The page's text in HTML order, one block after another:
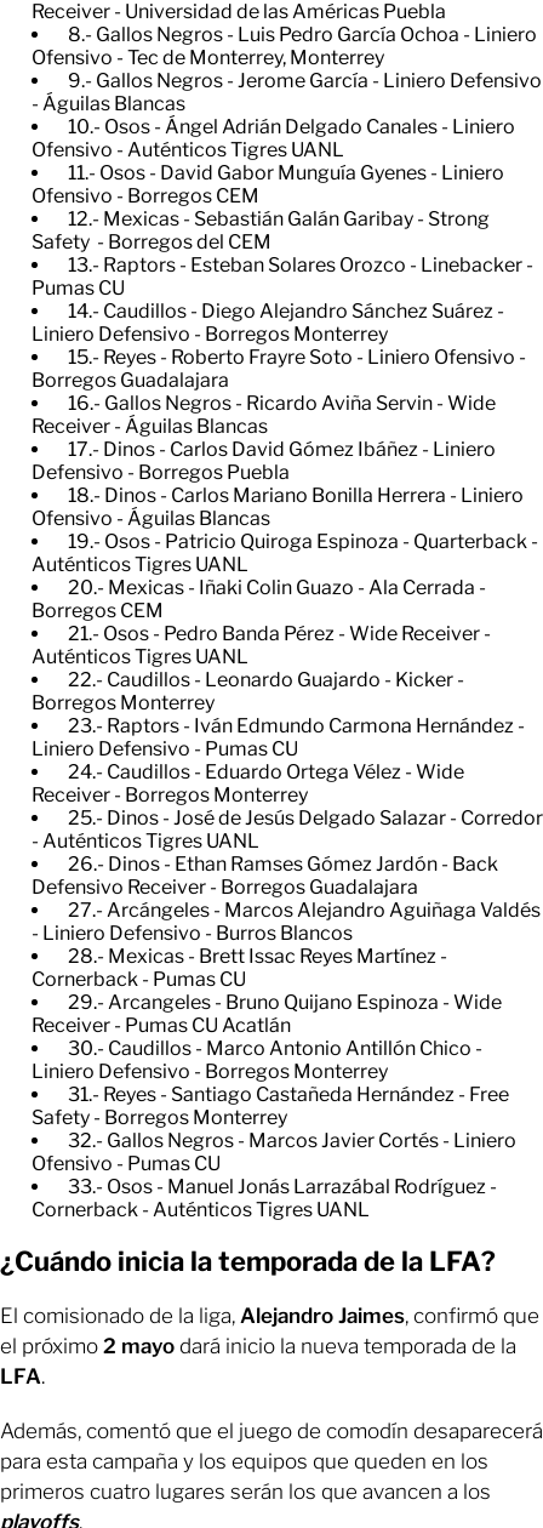
Receiver - Universidad de las Américas Puebla
8.- Gallos Negros - Luis Pedro García Ochoa - Liniero
Ofensivo - Tec de Monterrey, Monterrey
9.- Gallos Negros - Jerome García - Liniero Defensivo
- Águilas Blancas
10.- Osos - Ángel Adrián Delgado Canales - Liniero
Ofensivo - Auténticos Tigres UANL
11.- Osos - David Gabor Munguía Gyenes - Liniero
Ofensivo - Borregos CEM
12.- Mexicas - Sebastián Galán Garibay - Strong
Safety - Borregos del CEM
13.- Raptors - Esteban Solares Orozco - Linebacker -
Pumas CU
14.- Caudillos - Diego Alejandro Sánchez Suárez -
Liniero Defensivo - Borregos Monterrey
15.- Reyes - Roberto Frayre Soto - Liniero Ofensivo -
Borregos Guadalajara
16.- Gallos Negros - Ricardo Aviña Servin - Wide
Receiver - Águilas Blancas
17.- Dinos - Carlos David Gómez Ibáñez - Liniero
Defensivo - Borregos Puebla
18.- Dinos - Carlos Mariano Bonilla Herrera - Liniero
Ofensivo - Águilas Blancas
19.- Osos - Patricio Quiroga Espinoza - Quarterback -
Auténticos Tigres UANL
20.- Mexicas - Iñaki Colin Guazo - Ala Cerrada -
Borregos CEM
21.- Osos - Pedro Banda Pérez - Wide Receiver -
Auténticos Tigres UANL
22.- Caudillos - Leonardo Guajardo - Kicker -
Borregos Monterrey
23.- Raptors - Iván Edmundo Carmona Hernández -
Liniero Defensivo - Pumas CU
24.- Caudillos - Eduardo Ortega Vélez - Wide
Receiver - Borregos Monterrey
25.- Dinos - José de Jesús Delgado Salazar - Corredor
- Auténticos Tigres UANL
26.- Dinos - Ethan Ramses Gómez Jardón - Back
Defensivo Receiver - Borregos Guadalajara
27.- Arcángeles - Marcos Alejandro Aguiñaga Valdés
- Liniero Defensivo - Burros Blancos
28.- Mexicas - Brett Issac Reyes Martínez -
Cornerback - Pumas CU
29.- Arcangeles - Bruno Quijano Espinoza - Wide
Receiver - Pumas CU Acatlán
30.- Caudillos - Marco Antonio Antillón Chico -
Liniero Defensivo - Borregos Monterrey
31.- Reyes - Santiago Castañeda Hernández - Free
Safety - Borregos Monterrey
32.- Gallos Negros - Marcos Javier Cortés - Liniero
Ofensivo - Pumas CU
33.- Osos - Manuel Jonás Larrazábal Rodríguez -
Cornerback - Auténticos Tigres UANL
¿Cuándo inicia la temporada de la LFA?
El comisionado de la liga, Alejandro Jaimes, confirmó que
el próximo 2 mayo dará inicio la nueva temporada de la
LFA.
Además, comentó que el juego de comodín desaparecerá
para esta campaña y los equipos que queden en los
primeros cuatro lugares serán los que avancen a los
playoffs.